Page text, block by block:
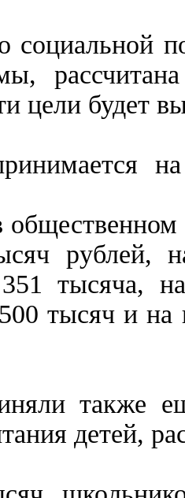
социальной
цели будет
рублей,
тысяча,
тысяч и
также
детей,